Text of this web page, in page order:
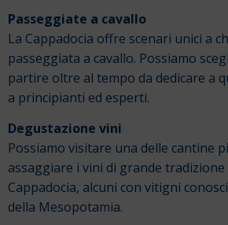
Passeggiate a cavallo
La Cappadocia offre scenari unici a
passeggiata a cavallo. Possiamo
partire oltre al tempo da dedicare a
a principianti ed esperti.
Degustazione vini
Possiamo visitare una delle cantine
assaggiare i vini di grande
Cappadocia, alcuni con vitigni
della Mesopotamia.